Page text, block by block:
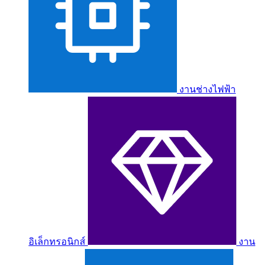
งานช่างไฟฟ้า
อิเล็กทรอนิกส์ งาน